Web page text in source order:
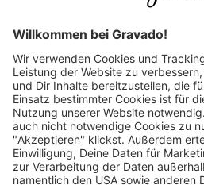
Länderauswahl
Zahlungsarten
Mehr